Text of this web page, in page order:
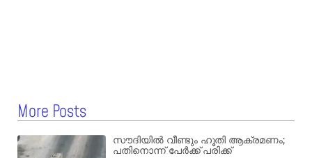
More Posts
സൗദിയിൽ വീണ്ടും ഹൂതി ആക്രമണം;
പതിനൊന്ന് പേർക്ക് പരിക്ക്